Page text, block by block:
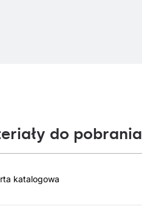
do pobrania
katalogowa